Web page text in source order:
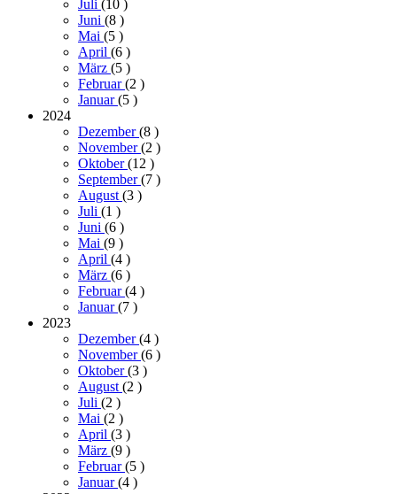
Juli (10 )
Juni (8 )
Mai (5 )
April (6 )
März (5 )
Februar(2 )
Januar(5 )
2024
Dezember(8 )
November(2 )
Oktober(12 )
September(7 )
August(3 )
Juli (1 )
Juni (6 )
Mai (9 )
April (4 )
März (6 )
Februar(4 )
Januar(7 )
2023
Dezember(4 )
November(6 )
Oktober(3 )
August(2 )
Juli (2 )
Mai (2 )
April (3 )
März (9 )
Februar(5 )
Januar(4 )